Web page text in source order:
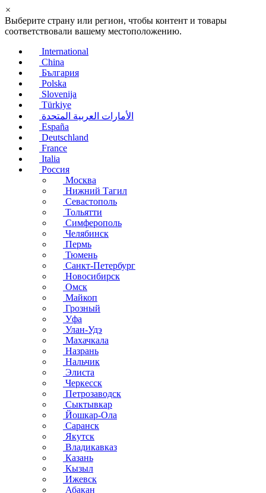
×
Выберите страну или регион, чтобы контент и товары
соответствовали вашему местоположению.
International
China
България
Polska
Slovenija
Türkiye
الأمارات العربية المتحدة
España
Deutschland
France
Italia
Россия
Москва
Нижний Тагил
Севастополь
Тольятти
Симферополь
Челябинск
Пермь
Тюмень
Санкт-Петербург
Новосибирск
Омск
Майкоп
Грозный
Уфа
Улан-Удэ
Махачкала
Назрань
Нальчик
Элиста
Черкесск
Петрозаводск
Сыктывкар
Йошкар-Ола
Саранск
Якутск
Владикавказ
Казань
Кызыл
Ижевск
Абакан